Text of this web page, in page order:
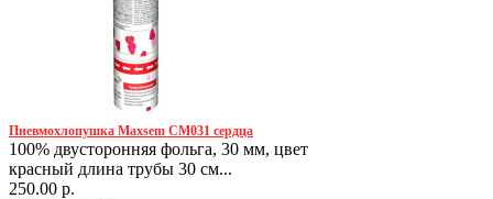
Пневмохлопушка Maxsem CM031 сердца
100% двусторонняя фольга, 30 мм, цвет
красный длина трубы 30 см...
250.00 р.